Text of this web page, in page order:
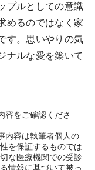
プルとしての意識
めるのではなく家
す。思いやりの気
ナルな愛を築いて
容をご確認くださ
内容は執筆者個人の
を保証するものでは
な医療機関での受診
情報に基づいて被っ